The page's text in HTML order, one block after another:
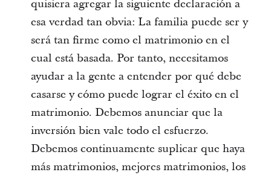
quisiera agregar la siguiente declaración a
esa verdad tan obvia: La familia puede ser y
será tan firme como el matrimonio en el
cual está basada. Por tanto, necesitamos
ayudar a la gente a entender por qué debe
casarse y cómo puede lograr el éxito en el
matrimonio. Debemos anunciar que la
inversión bien vale todo el esfuerzo.
Debemos continuamente suplicar que haya
más matrimonios, mejores matrimonios, los